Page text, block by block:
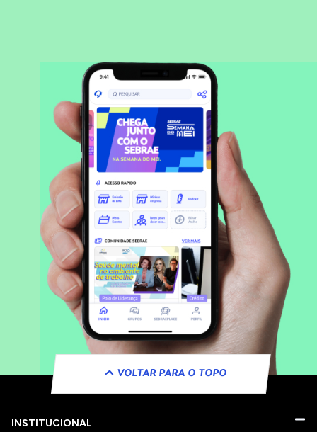
VOLTAR PARA O TOPO
INSTITUCIONAL